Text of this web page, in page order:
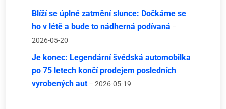
Blíží se úplné zatmění slunce: Dočkáme se
ho v létě a bude to nádherná podívaná –
2026-05-20
Je konec: Legendární švédská automobilka
po 75 letech končí prodejem posledních
vyrobených aut – 2026-05-19